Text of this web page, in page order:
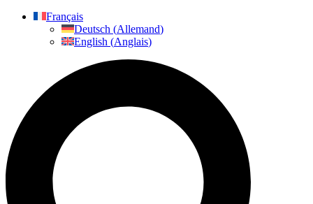
Français
Deutsch (Allemand)
English (Anglais)